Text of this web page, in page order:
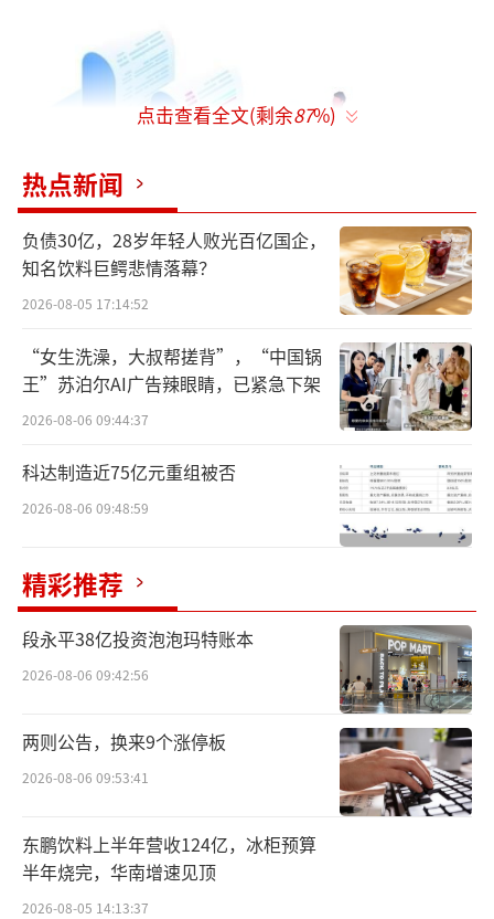
拟出售山西香雪92%股权
据香雪制药最新公告，结合战略规划和业
务发展情况，为进一步整合资源，提升整体运
营水平，有序化解公司债务风险，公司子公司
广东香雪药业有限公司与山西良辰企业管理有
限公司、山西昊德文化传播有限公司签署了
《股权转让协议》，以3072.8万元的价格转让
山西香雪92%股权。
香雪制药表示，拟将收到的价款用于偿还
债务和补充流动资金，以优化资产结构、节约
资金利息支出、减轻经营压力，有利于进一步
整合资源，提升整体运营水平，是公司严格执
行整体债务风险化解方案的有力举措。
公告显示，山西香雪评估基准日净资产账
点击查看全文(剩余87%)
热点新闻
负债30亿，28岁年轻人败光百亿国企，
知名饮料巨鳄悲情落幕？
2026-08-05 17:14:52
“女生洗澡，大叔帮搓背”，“中国锅
王”苏泊尔AI广告辣眼睛，已紧急下架
2026-08-06 09:44:37
科达制造近75亿元重组被否
2026-08-06 09:48:59
精彩推荐
段永平38亿投资泡泡玛特账本
2026-08-06 09:42:56
两则公告，换来9个涨停板
2026-08-06 09:53:41
东鹏饮料上半年营收124亿，冰柜预算
半年烧完，华南增速见顶
2026-08-05 14:13:37